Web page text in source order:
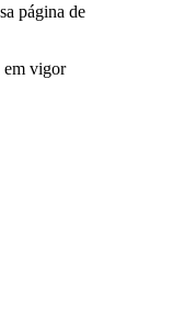
página de
em vigor